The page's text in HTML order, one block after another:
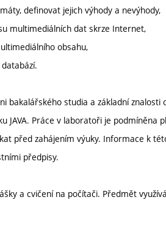
definovat jejich výhody a nevýhody,
multimediálních dat skrze Internet,
obsahu,
bakalářského studia a základní
JAVA. Práce v laboratoři je
před zahájením výuky. Informace k
předpisy.
a cvičení na počítači. Předmět